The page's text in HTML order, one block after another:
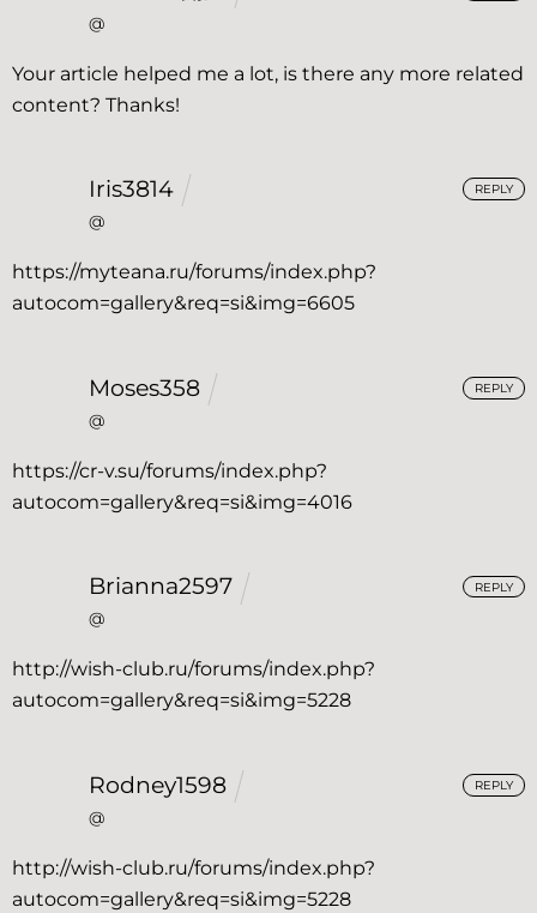
@
Your article helped me a lot, is there any more related
content? Thanks!
Iris3814
@
https://myteana.ru/forums/index.php?
autocom=gallery&req=si&img=6605
REPLY
Moses358
@
https://cr-v.su/forums/index.php?
autocom=gallery&req=si&img=4016
REPLY
Brianna2597
@
http://wish-club.ru/forums/index.php?
autocom=gallery&req=si&img=5228
REPLY
Rodney1598
@
http://wish-club.ru/forums/index.php?
autocom=gallery&req=si&img=5228
REPLY